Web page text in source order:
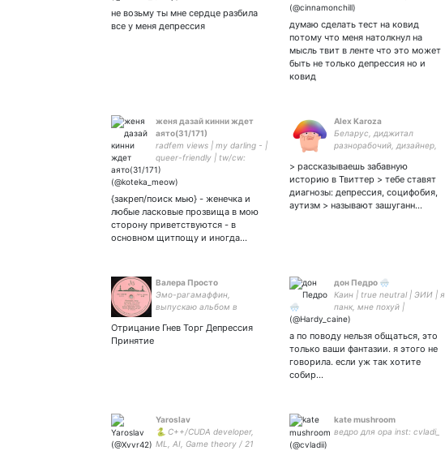
не возьму ты мне сердце разбила
все у меня депрессия
rising
думаю сделать тест на ковид
потому что меня натолкнул на
мысль твит в ленте что это может
быть не только депрессия но и
ковид
женя дазай кинни ждет
аято(31/171)
radfem views | my darling - |
queer-friendly | tw/cw:
selfharm, blood | looking
carrd pls | ru/ua/eng
{закреп/поиск мью} - женечка и
любые ласковые прозвища в мою
сторону приветствуются - в
основном щитпощу и иногда…
Alex Karoza
Беларус, диджитал
разнорабочий, дизайнер,
Подписывайтесь на мой ТГ
> рассказываешь забавную
историю в Твиттер > тебе ставят
диагнозы: депрессия, социфобия,
аутизм > называют зашуганн…
Валера Просто
Эмо-рагамаффин,
выпускаю альбом в
Отрицание Гнев Торг Депрессия
Принятие
дон Педро 🌨️
Каин | true neutral | ЭИИ | я
панк, мне похуй |
депресбиянка | закрытка -
а по поводу нельзя общаться, это
только ваши фантазии. я этого не
говорила. если уж так хотите
собир…
Yaroslav
🐍 C++/CUDA developer,
ML, AI, Game theory / 21
kate mushroom
ведро для ора inst: cvladi_